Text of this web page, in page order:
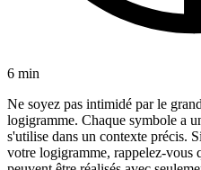
6 min
Ne soyez pas intimidé par le
logigramme. Chaque symbole a
s'utilise dans un contexte précis.
votre logigramme, rappelez-vous